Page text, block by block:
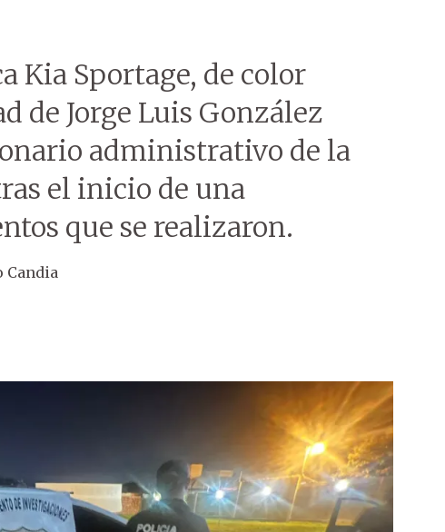
Kia Sportage, de color
de Jorge Luis González
administrativo de la
el inicio de una
que se realizaron.
Candia